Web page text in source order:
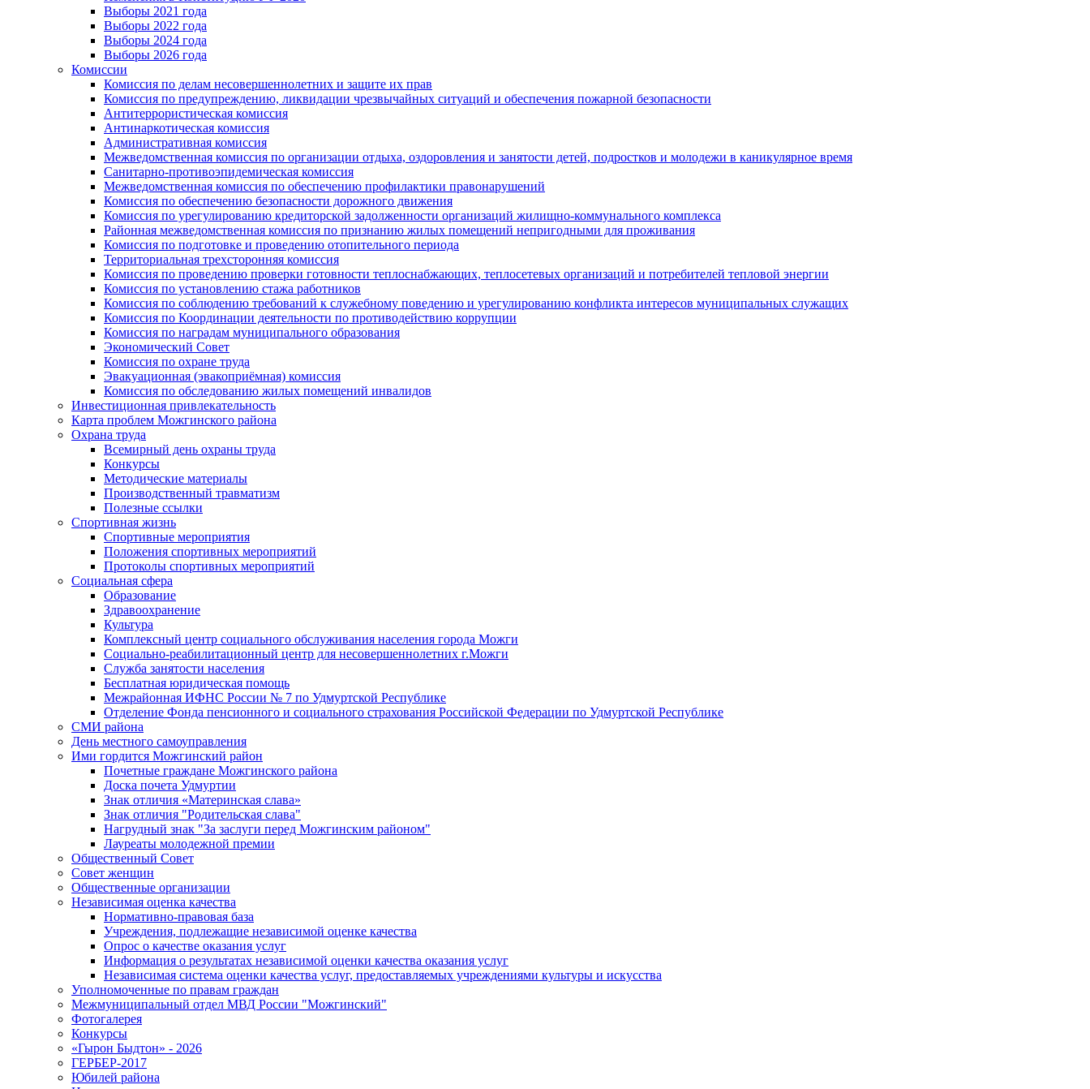
Выборы 2021 года
Выборы 2022 года
Выборы 2024 года
Выборы 2026 года
Комиссии
Комиссия по делам несовершеннолетних и защите их прав
Комиссия по предупреждению, ликвидации чрезвычайных ситуаций и обеспечения пожарной безопасности
Антитеррористическая комиссия
Антинаркотическая комиссия
Административная комиссия
Межведомственная комиссия по организации отдыха, оздоровления и занятости детей, подростков и молодежи в каникулярное время
Санитарно-противоэпидемическая комиссия
Межведомственная комиссия по обеспечению профилактики правонарушений
Комиссия по обеспечению безопасности дорожного движения
Комиссия по урегулированию кредиторской задолженности организаций жилищно-коммунального комплекса
Районная межведомственная комиссия по признанию жилых помещений непригодными для проживания
Комиссия по подготовке и проведению отопительного периода
Территориальная трехсторонняя комиссия
Комиссия по проведению проверки готовности теплоснабжающих, теплосетевых организаций и потребителей тепловой энергии
Комиссия по установлению стажа работников
Комиссия по соблюдению требований к служебному поведению и урегулированию конфликта интересов муниципальных служащих
Комиссия по Координации деятельности по противодействию коррупции
Комиссия по наградам муниципального образования
Экономический Совет
Комиссия по охране труда
Эвакуационная (эвакоприёмная) комиссия
Комиссия по обследованию жилых помещений инвалидов
Инвестиционная привлекательность
Карта проблем Можгинского района
Охрана труда
Всемирный день охраны труда
Конкурсы
Методические материалы
Производственный травматизм
Полезные ссылки
Спортивная жизнь
Спортивные мероприятия
Положения спортивных мероприятий
Протоколы спортивных мероприятий
Социальная сфера
Образование
Здравоохранение
Культура
Комплексный центр социального обслуживания населения города Можги
Социально-реабилитационный центр для несовершеннолетних г.Можги
Служба занятости населения
Бесплатная юридическая помощь
Межрайонная ИФНС России № 7 по Удмуртской Республике
Отделение Фонда пенсионного и социального страхования Российской Федерации по Удмуртской Республике
СМИ района
День местного самоуправления
Ими гордится Можгинский район
Почетные граждане Можгинского района
Доска почета Удмуртии
Знак отличия «Материнская слава»
Знак отличия "Родительская слава"
Нагрудный знак "За заслуги перед Можгинским районом"
Лауреаты молодежной премии
Общественный Совет
Совет женщин
Общественные организации
Независимая оценка качества
Нормативно-правовая база
Учреждения, подлежащие независимой оценке качества
Опрос о качестве оказания услуг
Информация о результатах независимой оценки качества оказания услуг
Независимая система оценки качества услуг, предоставляемых учреждениями культуры и искусства
Уполномоченные по правам граждан
Межмуниципальный отдел МВД России "Можгинский"
Фотогалерея
Конкурсы
«Гырон Быдтон» - 2026
ГЕРБЕР-2017
Юбилей района